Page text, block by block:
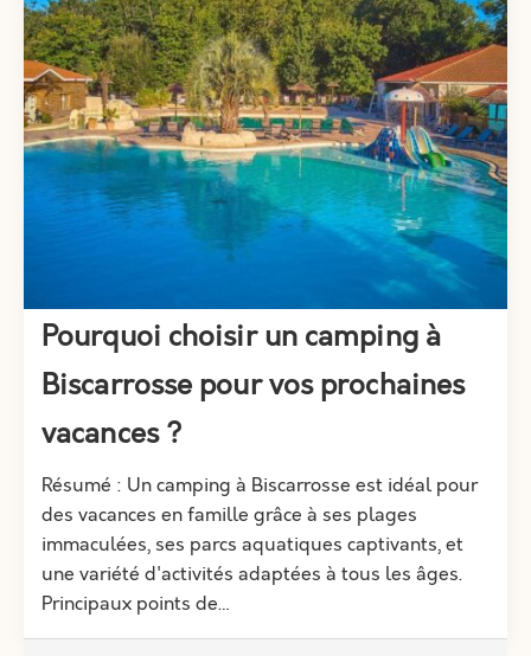
Pourquoi choisir un camping à
Biscarrosse pour vos prochaines
vacances ?
Résumé : Un camping à Biscarrosse est idéal pour
des vacances en famille grâce à ses plages
immaculées, ses parcs aquatiques captivants, et
une variété d'activités adaptées à tous les âges.
Principaux points de…